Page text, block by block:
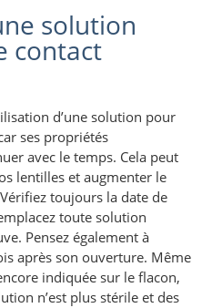
solution
contact
d’une solution pour
ses propriétés
avec le temps. Cela peut
lentilles et augmenter le
toujours la date de
toute solution
Pensez également à
après son ouverture. Même
indiquée sur le flacon,
n’est plus stérile et des